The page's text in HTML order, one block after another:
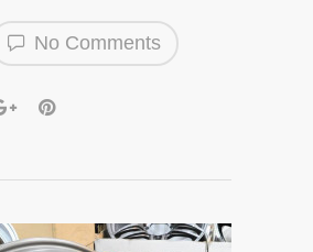
No Comments